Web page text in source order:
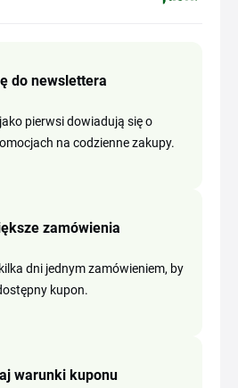
do newslettera
pierwsi dowiadują się o
na codzienne zakupy.
zamówienia
dni jednym zamówieniem, by
kupon.
warunki kuponu